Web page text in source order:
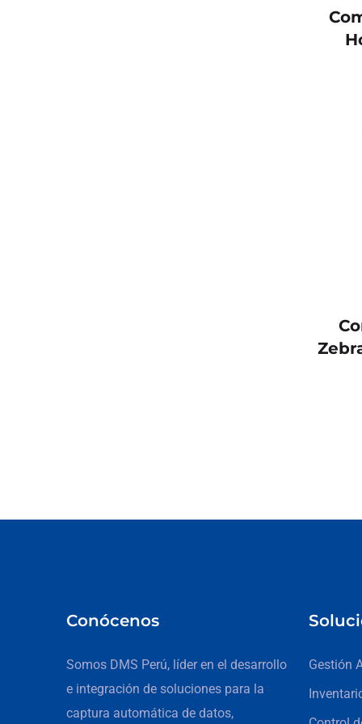
Conócenos
Somos DMS Perú, líder en el desarrollo
e integración de soluciones para la
captura automática de datos,
Gestión